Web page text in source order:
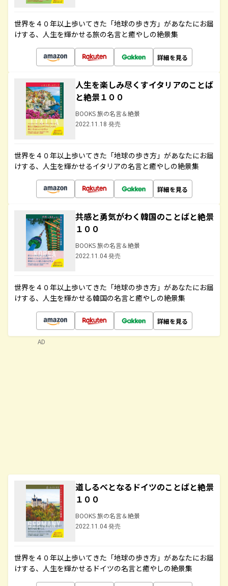
世界を４０年以上歩いてきた「地球の歩き方」があなたにお届
けする、人生を輝かせる旅の名言と癒やしの絶景集
詳細を見る
人生を楽しみ尽くすイタリアのことば
と絶景１００
BOOKS 旅の名言＆絶景
2022.11.18 発売
世界を４０年以上歩いてきた「地球の歩き方」があなたにお届
けする、人生を輝かせるイタリアの名言と癒やしの絶景集
詳細を見る
共感と勇気がわく韓国のことばと絶景
１００
BOOKS 旅の名言＆絶景
2022.11.04 発売
世界を４０年以上歩いてきた「地球の歩き方」があなたにお届
けする、人生を輝かせる韓国の名言と癒やしの絶景集
詳細を見る
道しるべとなるドイツのことばと絶景
１００
BOOKS 旅の名言＆絶景
2022.11.04 発売
世界を４０年以上歩いてきた「地球の歩き方」があなたにお届
けする、人生を輝かせるドイツの名言と癒やしの絶景集
AD